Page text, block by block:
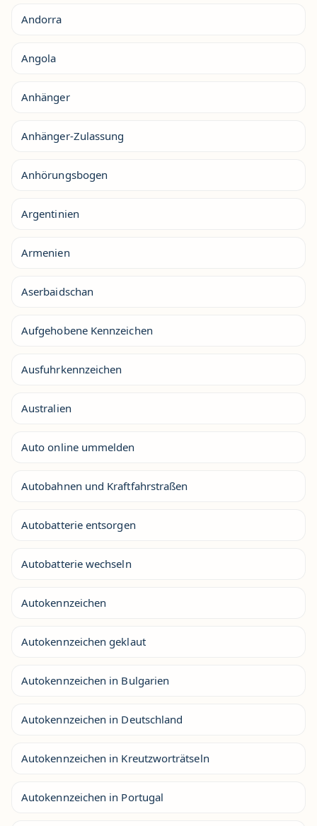
Andorra
Angola
Anhänger
Anhänger-Zulassung
Anhörungsbogen
Argentinien
Armenien
Aserbaidschan
Aufgehobene Kennzeichen
Ausfuhrkennzeichen
Australien
Auto online ummelden
Autobahnen und Kraftfahrstraßen
Autobatterie entsorgen
Autobatterie wechseln
Autokennzeichen
Autokennzeichen geklaut
Autokennzeichen in Bulgarien
Autokennzeichen in Deutschland
Autokennzeichen in Kreutzworträtseln
Autokennzeichen in Portugal